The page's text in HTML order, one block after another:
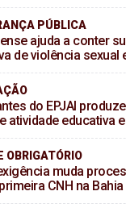
PÚBLICA
ajuda a conter
de violência sexual
do EPJAI
atividade educativa
OBRIGATÓRIO
muda
CNH na Bahia